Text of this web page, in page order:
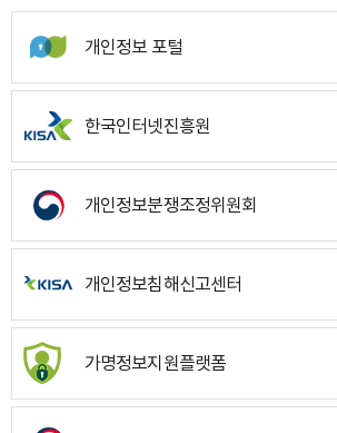
개인정보 포털
한국인터넷진흥원
개인정보분쟁조정위원회
개인정보침해신고센터
가명정보지원플랫폼